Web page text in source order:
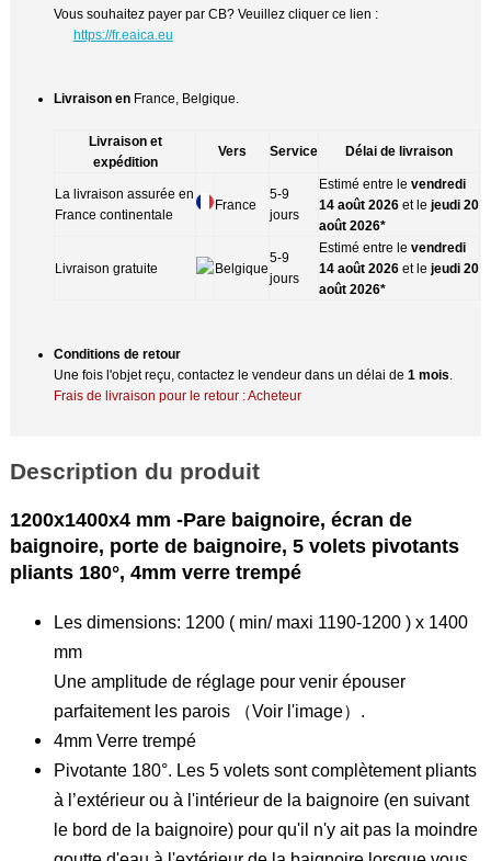
Vous souhaitez payer par CB? Veuillez cliquer ce lien :
https://fr.eaica.eu
Livraison en France, Belgique.
Livraison et
expédition
Vers Service Délai de livraison
La livraison assurée en
France continentale
France
5-9
jours
Estimé entre levendredi
14 août 2026 et lejeudi 20
août 2026*
Livraison gratuite Belgique
5-9
jours
Estimé entre levendredi
14 août 2026 et lejeudi 20
août 2026*
Conditions de retour
Une fois l'objet reçu, contactez le vendeur dans un délai de1 mois
Frais de livraison pour le retour : Acheteur
Description du produit
1200x1400x4 mm -Pare baignoire, écran de
baignoire, porte de baignoire, 5 volets pivotants
pliants 180°, 4mm verre trempé
Les dimensions: 1200 ( min/ maxi 1190-1200 ) x 1400
mm
Une amplitude de réglage pour venir épouser
parfaitement les parois （Voir l'image）.
4mm Verre trempé
Pivotante 180°. Les 5 volets sont complètement pliants
à l’extérieur ou à l'intérieur de la baignoire (en suivant
le bord de la baignoire) pour qu'il n'y ait pas la moindre